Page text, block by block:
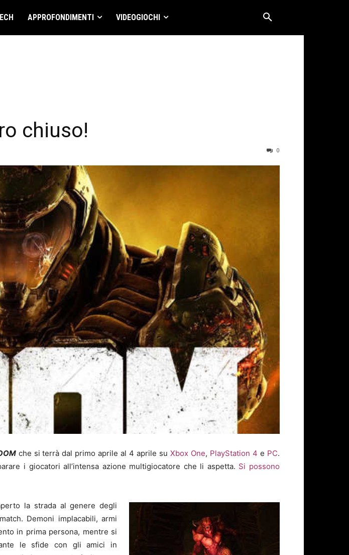
APPROFONDIMENTI VIDEOGIOCHI
chiuso!
0
che si terrà dal primo aprile al 4 aprile suXbox One, PlayStation 4 e PC.
i giocatori all’intensa azione multigiocatore che li aspetta. Si possono
la strada al genere degli
Demoni implacabili, armi
in prima persona, mentre si
le sfide con gli amici in